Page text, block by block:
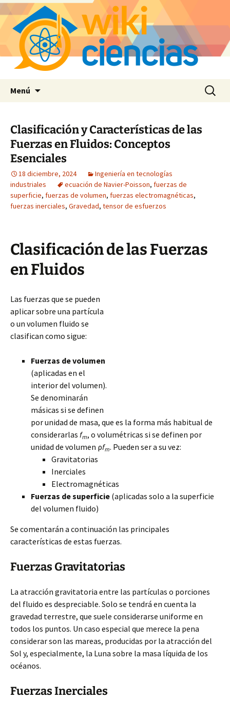
Menú Buscar:
Clasificación y Características de las
Fuerzas en Fluidos: Conceptos
Esenciales
18 diciembre, 2024
Ingeniería en tecnologías
industriales
ecuación de Navier-Poisson, fuerzas de
superficie, fuerzas de volumen, fuerzas electromagnéticas,
fuerzas inerciales, Gravedad, tensor de esfuerzos
Clasificación de las Fuerzas
en Fluidos
Las fuerzas que se pueden
aplicar sobre una partícula
o un volumen fluido se
clasifican como sigue:
Fuerzas de volumen
(aplicadas en el
interior del volumen).
Se denominarán
másicas si se definen
por unidad de masa, que es la forma más habitual de
considerarlas fm, o volumétricas si se definen por
unidad de volumen ρfm. Pueden ser a su vez:
Gravitatorias
Inerciales
Electromagnéticas
Fuerzas de superficie (aplicadas solo a la superficie
del volumen fluido)
Se comentarán a continuación las principales
características de estas fuerzas.
Fuerzas Gravitatorias
La atracción gravitatoria entre las partículas o porciones
del fluido es despreciable. Solo se tendrá en cuenta la
gravedad terrestre, que suele considerarse uniforme en
todos los puntos. Un caso especial que merece la pena
considerar son las mareas, producidas por la atracción del
Sol y, especialmente, la Luna sobre la masa líquida de los
océanos.
Fuerzas Inerciales